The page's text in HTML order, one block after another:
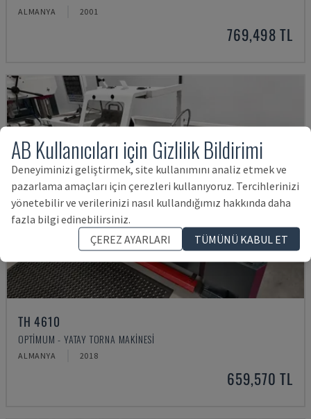
ALMANYA 2001
769,498 TL
TH 4610
OPTIMUM - YATAY TORNA MAKINESI
ALMANYA 2018
659,570 TL
AB Kullanıcıları için Gizlilik Bildirimi
Deneyiminizi geliştirmek, site kullanımını analiz etmek ve
pazarlama amaçları için çerezleri kullanıyoruz. Tercihlerinizi
yönetebilir ve verilerinizi nasıl kullandığımız hakkında daha
fazla bilgi edinebilirsiniz.
ÇEREZ AYARLARI
TÜMÜNÜ KABUL ET